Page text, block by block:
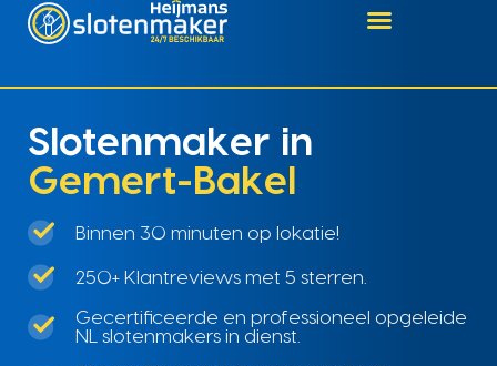
Slotenmaker in
Gemert-Bakel
Binnen 30 minuten op lokatie!
250+ Klantreviews met 5 sterren.
Gecertificeerde en professioneel opgeleide
NL slotenmakers in dienst.